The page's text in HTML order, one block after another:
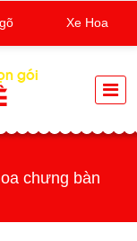
gói
chưng bàn
Xe Hoa